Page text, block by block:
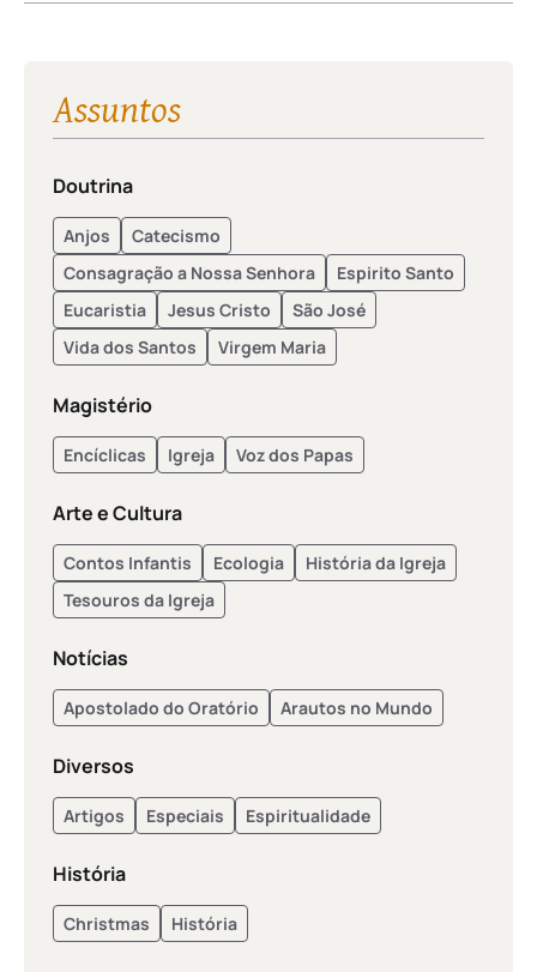
Assuntos
Doutrina
Anjos
Catecismo
Consagração a Nossa Senhora
Espirito Santo
Eucaristia
Jesus Cristo
São José
Vida dos Santos
Virgem Maria
Magistério
Encíclicas Igreja Voz dos Papas
Arte e Cultura
Contos Infantis Ecologia
História da Igreja
Tesouros da Igreja
Notícias
Apostolado do Oratório Arautos no Mundo
Diversos
Artigos Especiais Espiritualidade
História
Christmas História